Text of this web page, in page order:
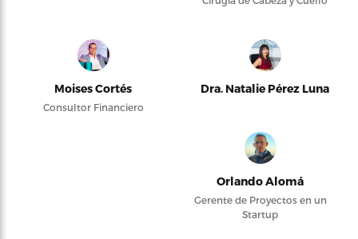
Moises Cortés
Consultor Financiero
Dra. Natalie Pérez Luna
Orlando Alomá
Gerente de Proyectos en un
Startup